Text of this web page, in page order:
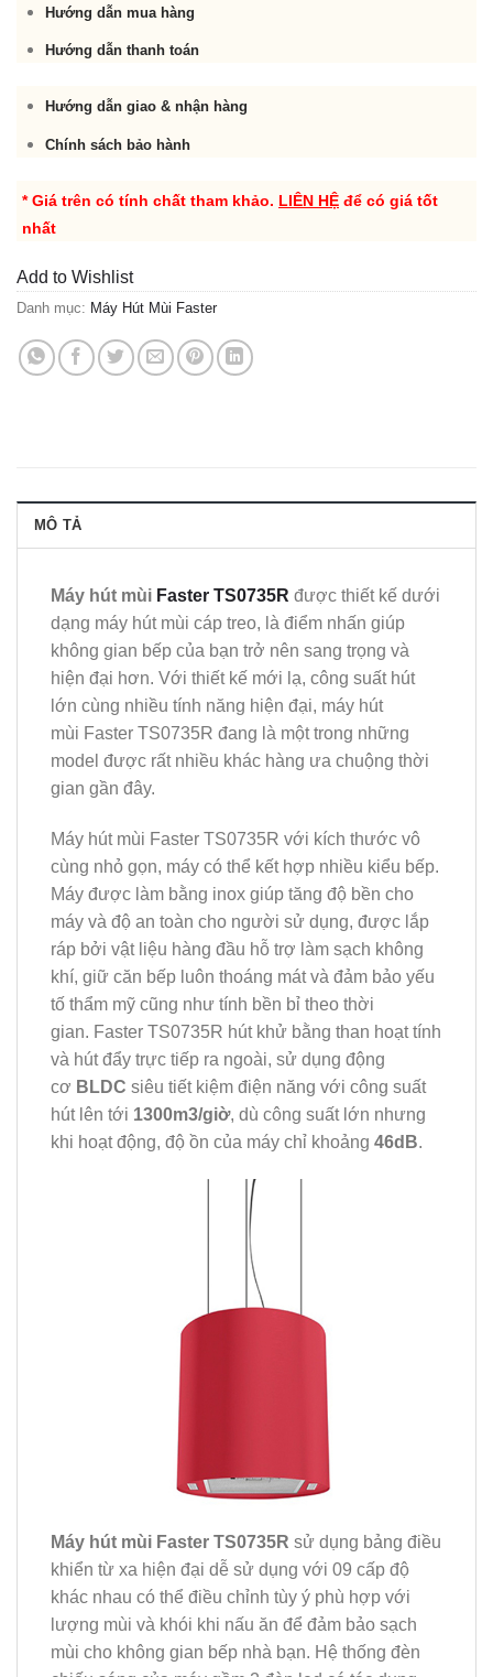
Hướng dẫn mua hàng
Hướng dẫn thanh toán
Hướng dẫn giao & nhận hàng
Chính sách bảo hành
* Giá trên có tính chất tham khảo. LIÊN HỆ để có giá tốt
nhất
Add to Wishlist
Danh mục: Máy Hút Mùi Faster
MÔ TẢ
Máy hút mùi Faster TS0735R được thiết kế dưới
dạng máy hút mùi cáp treo, là điểm nhấn giúp
không gian bếp của bạn trở nên sang trọng và
hiện đại hơn. Với thiết kế mới lạ, công suất hút
lớn cùng nhiều tính năng hiện đại, máy hút
mùi Faster TS0735R đang là một trong những
model được rất nhiều khác hàng ưa chuộng thời
gian gần đây.
Máy hút mùi Faster TS0735R với kích thước vô
cùng nhỏ gọn, máy có thể kết hợp nhiều kiểu bếp.
Máy được làm bằng inox giúp tăng độ bền cho
máy và độ an toàn cho người sử dụng, được lắp
ráp bởi vật liệu hàng đầu hỗ trợ làm sạch không
khí, giữ căn bếp luôn thoáng mát và đảm bảo yếu
tố thẩm mỹ cũng như tính bền bỉ theo thời
gian. Faster TS0735R hút khử bằng than hoạt tính
và hút đẩy trực tiếp ra ngoài, sử dụng động
cơ BLDC siêu tiết kiệm điện năng với công suất
hút lên tới 1300m3/giờ, dù công suất lớn nhưng
khi hoạt động, độ ồn của máy chỉ khoảng 46dB.
Máy hút mùi Faster TS0735R sử dụng bảng điều
khiển từ xa hiện đại dễ sử dụng với 09 cấp độ
khác nhau có thể điều chỉnh tùy ý phù hợp với
lượng mùi và khói khi nấu ăn để đảm bảo sạch
mùi cho không gian bếp nhà bạn. Hệ thống đèn